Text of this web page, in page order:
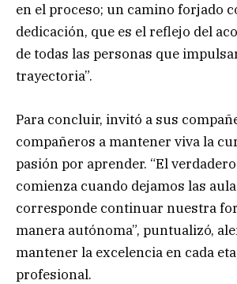
en el proceso; un camino forjado
dedicación, que es el reflejo del
de todas las personas que
trayectoria”.
Para concluir, invitó a sus
compañeros a mantener viva la
pasión por aprender. “El
comienza cuando dejamos las
corresponde continuar nuestra
manera autónoma”, puntualizó,
mantener la excelencia en cada
profesional.